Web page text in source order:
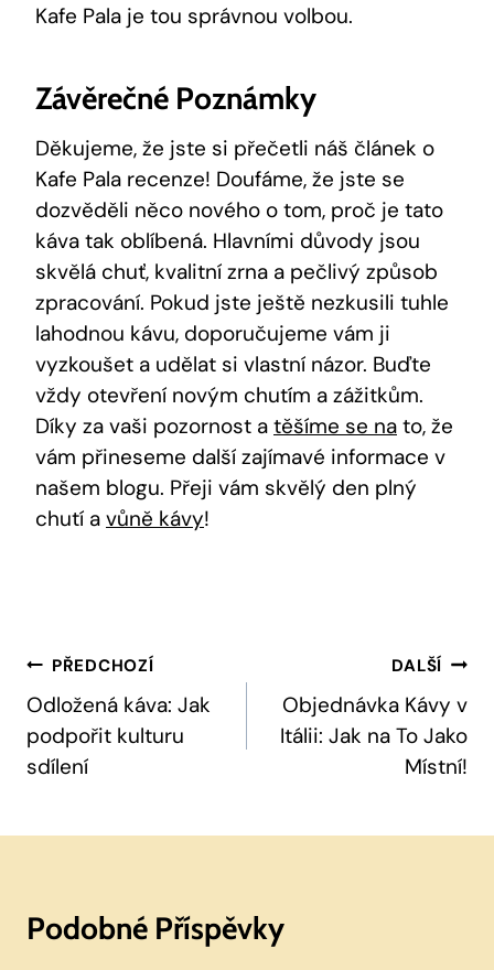
Kafe Pala‍ je ⁣tou⁤ správnou volbou.
Závěrečné Poznámky
Děkujeme, že jste si přečetli náš článek o
Kafe Pala recenze! Doufáme, že jste se
⁤dozvěděli něco nového o tom,⁤ proč je tato
káva tak oblíbená. Hlavními důvody jsou
skvělá chuť, kvalitní zrna a​ pečlivý způsob
zpracování. Pokud jste ještě nezkusili tuhle
lahodnou kávu, doporučujeme ⁣vám ji
vyzkoušet a ‌udělat si ‍vlastní názor. ​Buďte
vždy otevření novým chutím a zážitkům.
Díky za vaši pozornost ​a těšíme⁣ se na to, že
vám přineseme další zajímavé informace‍ v​
našem ⁣blogu. Přeji ⁢vám skvělý den plný
chutí a vůně kávy!
Navigace
Pro
Příspěvek
PŘEDCHOZÍ
Odložená káva: Jak
podpořit kulturu
sdílení
DALŠÍ
Objednávka Kávy v
Itálii: Jak na To Jako
Místní!
Podobné Příspěvky